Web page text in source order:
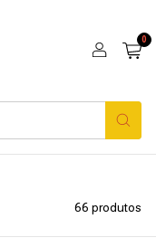
0
66 produtos